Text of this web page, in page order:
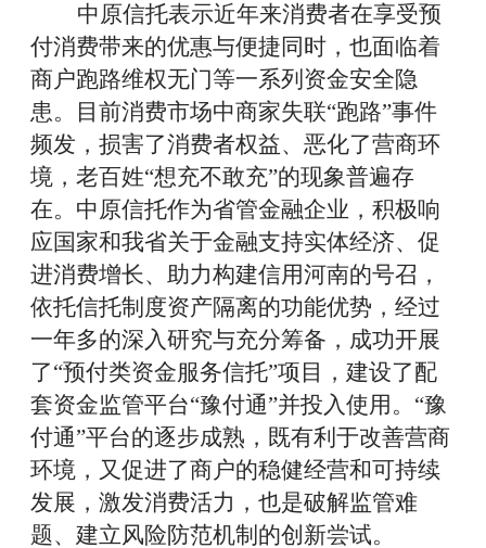
中原信托表示近年来消费者在享受预
付消费带来的优惠与便捷同时，也面临着
商户跑路维权无门等一系列资金安全隐
患。目前消费市场中商家失联“跑路”事件
频发，损害了消费者权益、恶化了营商环
境，老百姓“想充不敢充”的现象普遍存
在。中原信托作为省管金融企业，积极响
应国家和我省关于金融支持实体经济、促
进消费增长、助力构建信用河南的号召，
依托信托制度资产隔离的功能优势，经过
一年多的深入研究与充分筹备，成功开展
了“预付类资金服务信托”项目，建设了配
套资金监管平台“豫付通”并投入使用。 “豫
付通”平台的逐步成熟，既有利于改善营商
环境，又促进了商户的稳健经营和可持续
发展，激发消费活力，也是破解监管难
题、建立风险防范机制的创新尝试。